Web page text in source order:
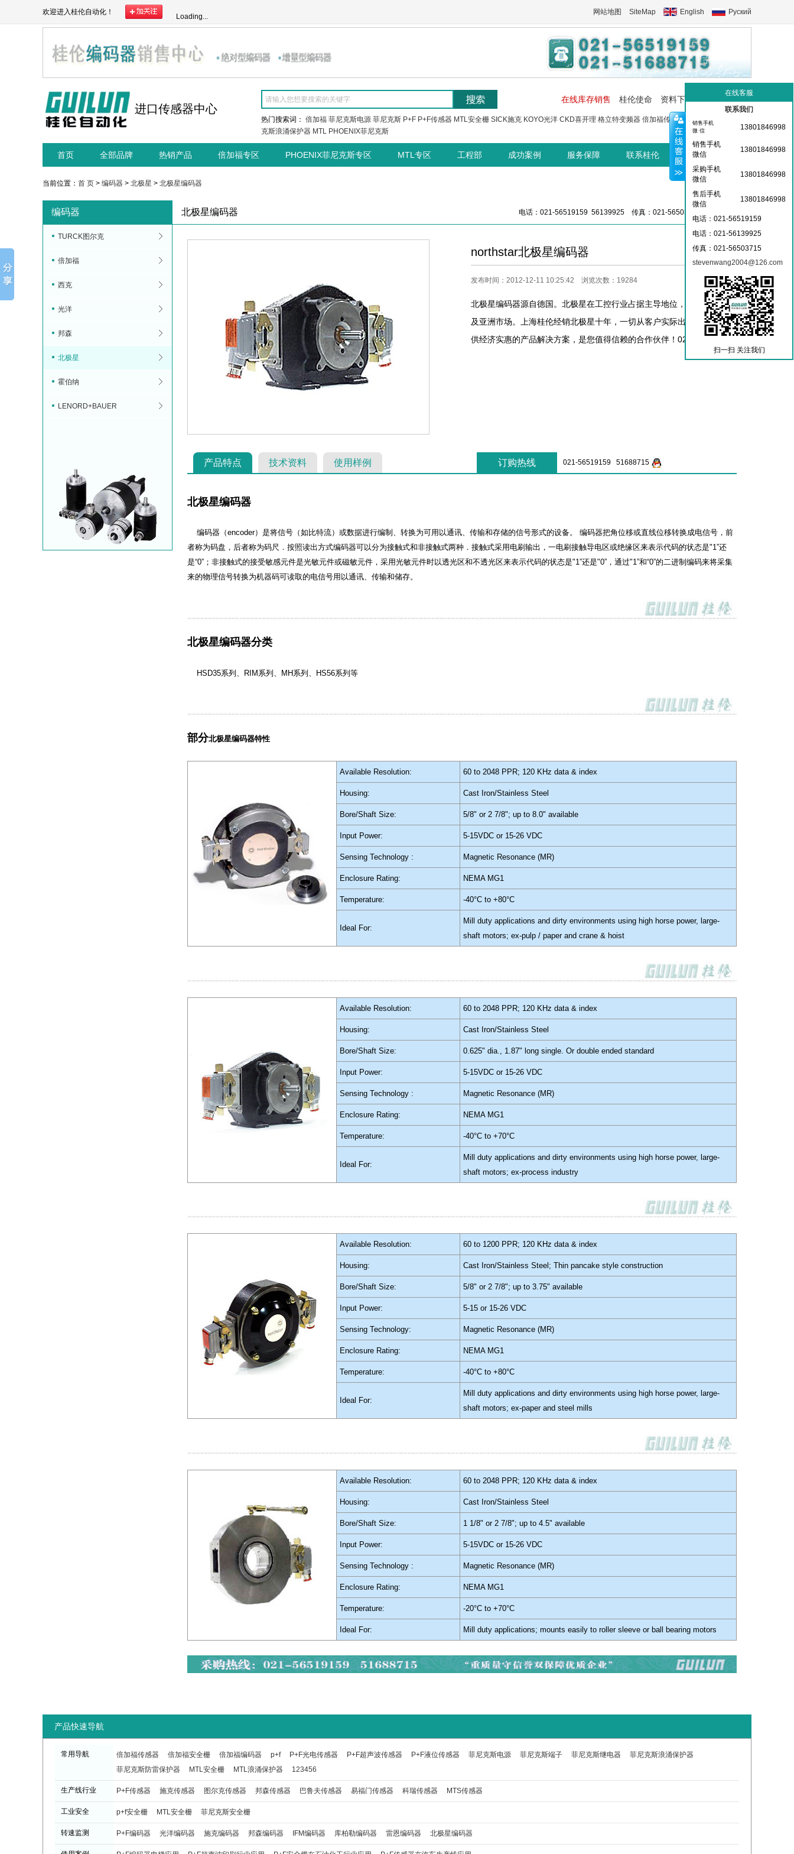
欢迎进入桂伦自动化！
Loading...
网站地图 SiteMap English Руский
进口传感器中心
在线库存销售 桂伦使命 资料下载 工控交流中心
热门搜索词： 倍加福 菲尼克斯电源 菲尼克斯 P+F P+F传感器 MTL安全栅 SICK施克 KOYO光洋 CKD喜开理 格立特变频器 倍加福传感器 菲尼克斯端子
克斯浪涌保护器 MTL PHOENIX菲尼克斯
首页 全部品牌 热销产品 倍加福专区 PHOENIX菲尼克斯专区 MTL专区 工程部 成功案例 服务保障 联系桂伦 桂伦资讯中心
当前位置： 首 页 > 编码器 > 北极星 > 北极星编码器
编码器
TURCK图尔克
倍加福
西克
光洋
邦森
北极星
霍伯纳
LENORD+BAUER
北极星编码器 电话：021-56519159 56139925 传真：021-56503715 36359826
northstar北极星编码器
发布时间：2012-12-11 10:25:42 浏览次数：19284
北极星编码器源自德国。北极星在工控行业占据主导地位，产品热销欧美
及亚洲市场。上海桂伦经销北极星十年，一切从客户实际出发，为客户提
供经济实惠的产品解决方案，是您值得信赖的合作伙伴！021-56519159
产品特点 技术资料 使用样例 订购热线 021-56519159 51688715
北极星编码器
编码器（encoder）是将信号（如比特流）或数据进行编制、转换为可用以通讯、传输和存储的信号形式的设备。 编码器把角位移或直线位移转换成电信号，前
者称为码盘，后者称为码尺．按照读出方式编码器可以分为接触式和非接触式两种．接触式采用电刷输出，一电刷接触导电区或绝缘区来表示代码的状态是"1”还
是“0”；非接触式的接受敏感元件是光敏元件或磁敏元件，采用光敏元件时以透光区和不透光区来表示代码的状态是"1”还是"0”，通过"1”和“0”的二进制编码来将采集
来的物理信号转换为机器码可读取的电信号用以通讯、传输和储存。
北极星编码器分类
HSD35系列、RIM系列、MH系列、HS56系列等
部分北极星编码器特性
Available Resolution: 60 to 2048 PPR; 120 KHz data & index
Housing: Cast Iron/Stainless Steel
Bore/Shaft Size: 5/8" or 2 7/8"; up to 8.0" available
Input Power: 5-15VDC or 15-26 VDC
Sensing Technology : Magnetic Resonance (MR)
Enclosure Rating: NEMA MG1
Temperature: -40°C to +80°C
Ideal For:
Mill duty applications and dirty environments using high horse power, large-
shaft motors; ex-pulp / paper and crane & hoist
Available Resolution: 60 to 2048 PPR; 120 KHz data & index
Housing: Cast Iron/Stainless Steel
Bore/Shaft Size: 0.625" dia., 1.87" long single. Or double ended standard
Input Power: 5-15VDC or 15-26 VDC
Sensing Technology : Magnetic Resonance (MR)
Enclosure Rating: NEMA MG1
Temperature: -40°C to +70°C
Ideal For:
Mill duty applications and dirty environments using high horse power, large-
shaft motors; ex-process industry
Available Resolution: 60 to 1200 PPR; 120 KHz data & index
Housing: Cast Iron/Stainless Steel; Thin pancake style construction
Bore/Shaft Size: 5/8" or 2 7/8"; up to 3.75" available
Input Power: 5-15 or 15-26 VDC
Sensing Technology: Magnetic Resonance (MR)
Enclosure Rating: NEMA MG1
Temperature: -40°C to +80°C
Ideal For:
Mill duty applications and dirty environments using high horse power, large-
shaft motors; ex-paper and steel mills
Available Resolution: 60 to 2048 PPR; 120 KHz data & index
Housing: Cast Iron/Stainless Steel
Bore/Shaft Size: 1 1/8" or 2 7/8"; up to 4.5" available
Input Power: 5-15VDC or 15-26 VDC
Sensing Technology : Magnetic Resonance (MR)
Enclosure Rating: NEMA MG1
Temperature: -20°C to +70°C
Ideal For: Mill duty applications; mounts easily to roller sleeve or ball bearing motors
产品快速导航
常用导航 倍加福传感器 倍加福安全栅 倍加福编码器 p+f P+F光电传感器 P+F超声波传感器 P+F液位传感器 菲尼克斯电源 菲尼克斯端子 菲尼克斯继电器
菲尼克斯浪涌保护器
菲尼克斯防雷保护器
MTL安全栅 MTL浪涌保护器 123456
生产线行业 P+F传感器 施克传感器 图尔克传感器 邦森传感器 巴鲁夫传感器 易福门传感器 科瑞传感器 MTS传感器
工业安全 p+f安全栅 MTL安全栅 菲尼克斯安全栅
转速监测 P+F编码器 光洋编码器 施克编码器 邦森编码器 IFM编码器 库柏勒编码器 雷恩编码器 北极星编码器
在线客服
联系我们
销售手机
微 信
13801846998
销售手机
微信
13801846998
采购手机
微信
13801846998
售后手机
微信
13801846998
电话：021-56519159
电话：021-56139925
传真：021-56503715
stevenwang2004@126.com
扫一扫 关注我们